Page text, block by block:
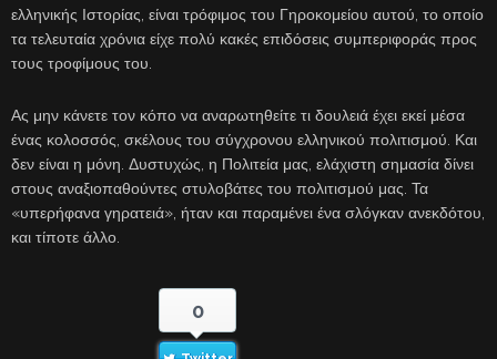
ελληνικής Ιστορίας, είναι τρόφιμος του Γηροκομείου αυτού, το οποίο
τα τελευταία χρόνια είχε πολύ κακές επιδόσεις συμπεριφοράς προς
τους τροφίμους του.
Ας μην κάνετε τον κόπο να αναρωτηθείτε τι δουλειά έχει εκεί μέσα
ένας κολοσσός, σκέλους του σύγχρονου ελληνικού πολιτισμού. Και
δεν είναι η μόνη. Δυστυχώς, η Πολιτεία μας, ελάχιστη σημασία δίνει
στους αναξιοπαθούντες στυλοβάτες του πολιτισμού μας. Τα
«υπερήφανα γηρατειά», ήταν και παραμένει ένα σλόγκαν ανεκδότου,
και τίποτε άλλο.
0